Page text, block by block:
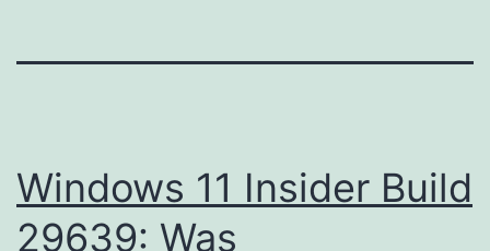
Windows 11 Insider Build
29639: Was